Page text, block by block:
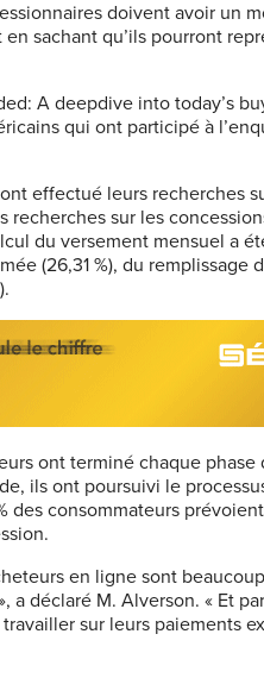
doivent avoir un
sachant qu’ils pourront
: A deepdive into today’s
qui ont participé à
effectué leurs recherches
recherches sur les
du versement mensuel a
(26,31 %), du remplissage
ont terminé chaque
ils ont poursuivi le
des consommateurs
en ligne sont
a déclaré M. Alverson. « Et
sur leurs paiements